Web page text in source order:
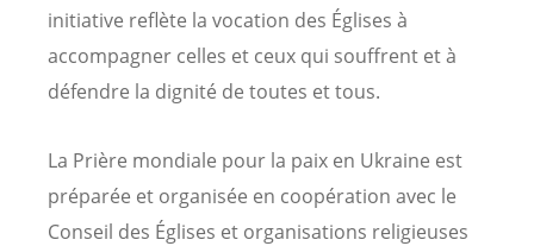
initiative reflète la vocation des Églises à
accompagner celles et ceux qui souffrent et à
défendre la dignité de toutes et tous.
La Prière mondiale pour la paix en Ukraine est
préparée et organisée en coopération avec le
Conseil des Églises et organisations religieuses